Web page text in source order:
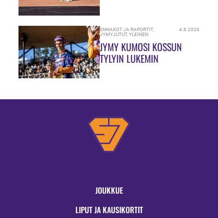
ENNAKOT JA RAPORTIT,
JYMYJUTUT,YLEINEN
4.8.2026
JYMY KUMOSI KOSSUN
TYLYIN LUKEMIN
JOUKKUE
LIPUT JA KAUSIKORTIT